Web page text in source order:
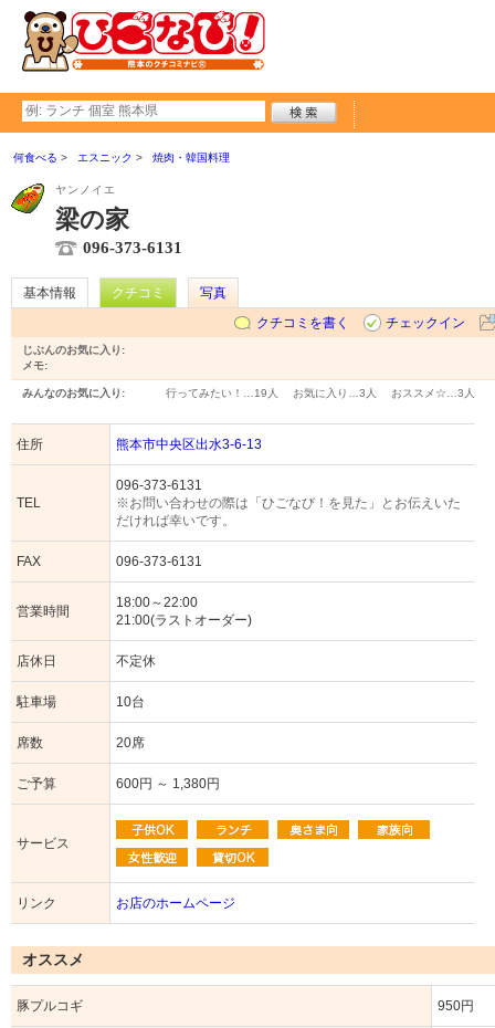
何食べる エスニック 焼肉・韓国料理
ヤンノイエ
梁の家
096-373-6131
基本情報 クチコミ
写真
クチコミを書く
チェックイン
じぶんのお気に入り:
メモ:
みんなのお気に入り: 行ってみたい！… 19人 お気に入り… 3人 おススメ☆… 3人
住所 熊本市中央区出水3-6-13
TEL
096-373-6131
※お問い合わせの際は「ひごなび！を見た」とお伝えいた
だければ幸いです。
FAX 096-373-6131
営業時間
18:00～22:00
21:00(ラストオーダー)
店休日 不定休
駐車場 10台
席数 20席
ご予算 600円 ～ 1,380円
サービス
リンク お店のホームページ
オススメ
豚プルコギ 950円